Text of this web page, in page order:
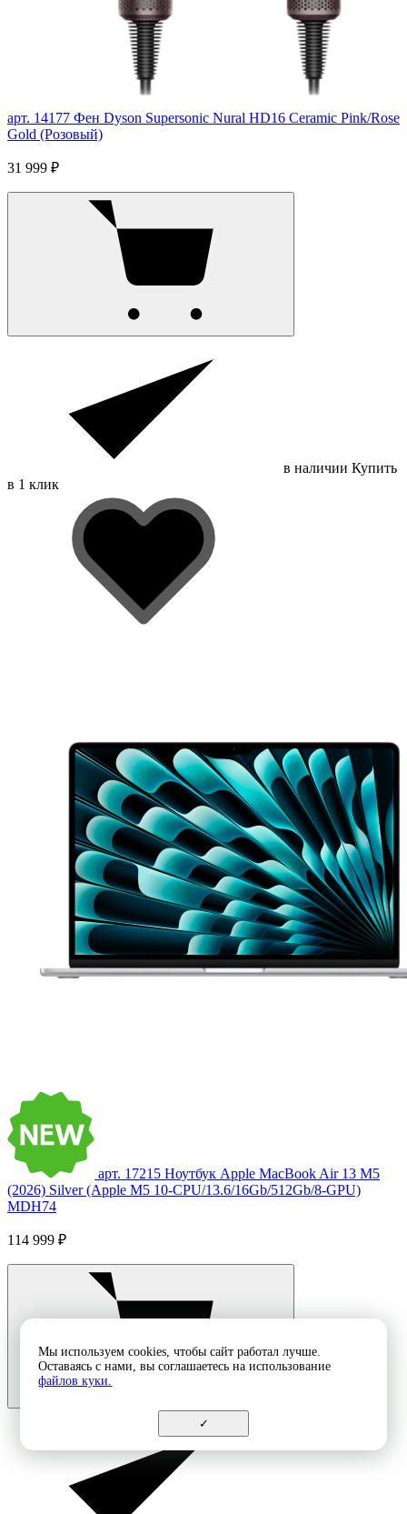
арт. 14177 Фен Dyson Supersonic Nural HD16 Ceramic Pink/Rose
Gold (Розовый)
31 999 ₽
в наличии Купить
в 1 клик
арт. 17215 Ноутбук Apple MacBook Air 13 M5
(2026) Silver (Apple M5 10-CPU/13.6/16Gb/512Gb/8-GPU)
MDH74
114 999 ₽
Мы используем cookies, чтобы сайт работал лучше.
Оставаясь с нами, вы соглашаетесь на использование
файлов куки.
✓